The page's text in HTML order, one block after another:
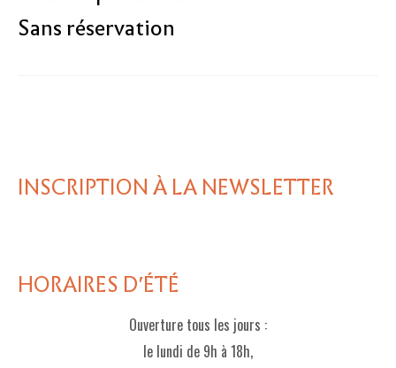
Sans réservation
INSCRIPTION À LA NEWSLETTER
HORAIRES D'ÉTÉ
Ouverture tous les jours :
le lundi de 9h à 18h,